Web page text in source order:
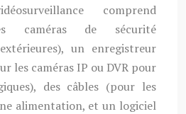
comprend
caméras de sécurité
un enregistreur
les caméras IP ou DVR pour
des câbles (pour les
alimentation, et un logiciel